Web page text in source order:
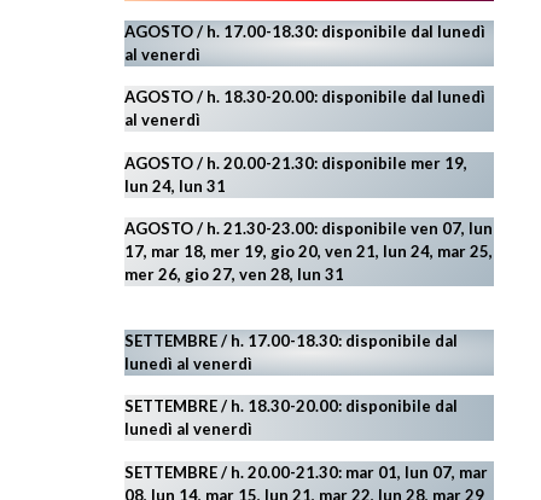
AGOSTO / h. 17.00-18.30: disponibile dal lunedì
al venerdì
AGOSTO/ h. 18.30-20.00: disponibile dal lunedì
al venerdì
AGOSTO / h. 20.00-21.30: disponibile mer 19,
lun 24, lun 31
AGOSTO/ h. 21.30-23.00: disponibile ven 07, lun
17, mar 18, mer 19, gio 20, ven 21, lun 24, mar 25,
mer 26, gio 27, ven 28, lun 31
SETTEMBRE / h. 17.00-18.30: disponibile dal
lunedì al venerdì
SETTEMBRE / h. 18.30-20.00: disponibile dal
lunedì al venerdì
SETTEMBRE / h. 20.00-21.30: mar 01, lun 07, mar
08, lun 14, mar 15, lun 21, mar 22, lun 28, mar 29